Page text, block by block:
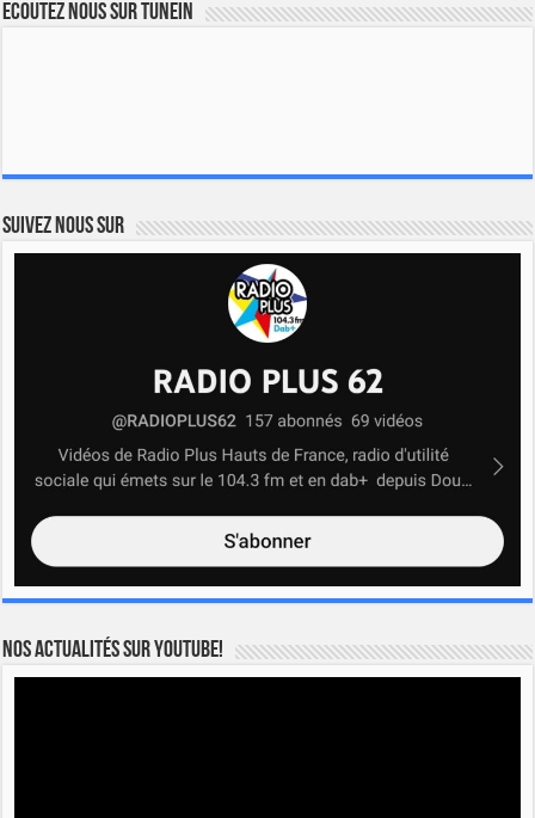
Ecoutez nous sur TuneIn
Suivez nous sur
Nos actualités sur YOUTUBE!